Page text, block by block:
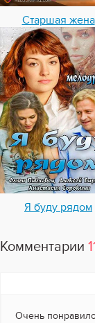
Старшая жена
Я буду рядом
Комментарии
Очень